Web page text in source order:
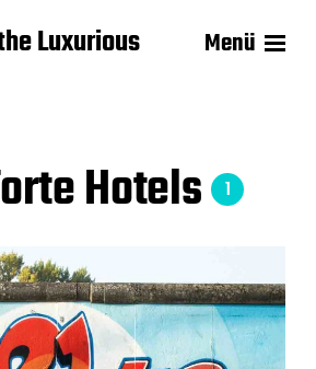
Luxurious Menü
Hotels 1